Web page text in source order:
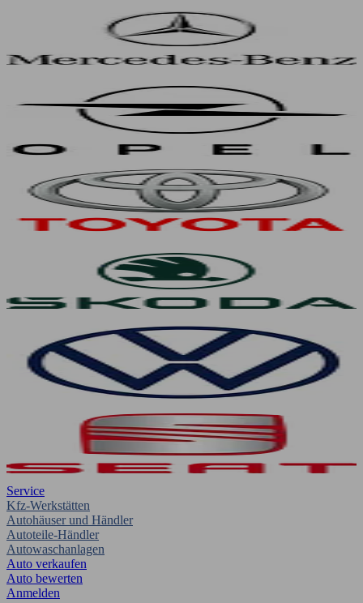
Service
Kfz-Werkstätten
Autohäuser und Händler
Autoteile-Händler
Autowaschanlagen
Auto verkaufen
Auto bewerten
Anmelden